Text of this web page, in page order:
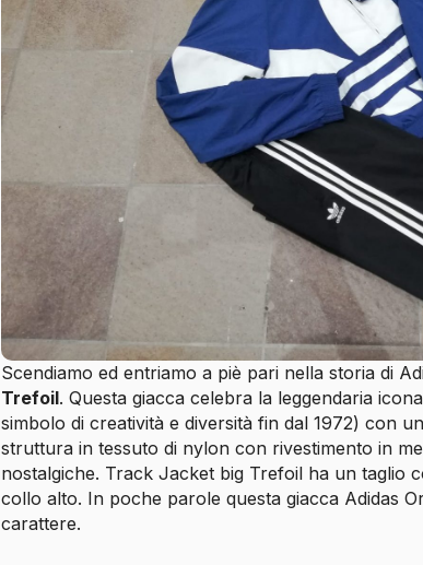
Scendiamo ed entriamo a piè pari nella storia di
Trefoil. Questa giacca celebra la leggendaria
simbolo di creatività e diversità fin dal 1972) con
struttura in tessuto di nylon con rivestimento in
nostalgiche. Track Jacket big Trefoil ha un taglio
collo alto. In poche parole questa giacca Adidas
carattere.